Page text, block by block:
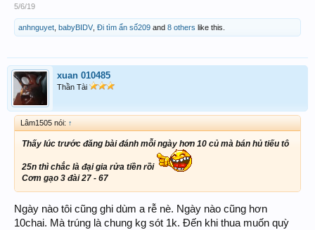
5/6/19
anhnguyet babyBIDV Đi tìm ẩn số209 and 8 others like this.
xuan 010485
Thần Tài
Lâm1505 nói: ↑
Thấy lúc trước đăng bài đánh mỗi ngày hơn 10 củ mà bán hủ tiếu tô
25n thì chắc là đại gia rửa tiền rồi
Cơm gạo 3 đài 27 - 67
Ngày nào tôi cũng ghi dùm a rễ nè. Ngày nào cũng hơn
10chai. Mà trúng là chung kg sót 1k. Đến khi thua muốn quỳ